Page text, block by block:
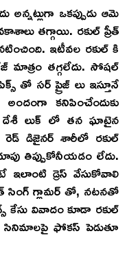
అన్నట్లుగా ఒకప్పుడు ఆమె
తగ్గాయి. రకుల్ ప్రీత్
ఇటీవల రకుల్ కి
మాత్రం తగ్గలేదు. సోషల్
తో సర్ ప్రైజ్ లు ఇస్తూనే
అందంగా కనిపించేందుకు
దేశీ లుక్ లో తన ఘాటైన
రెడ్ డిజైనర్ శారీలో రకుల్
తిప్పుకోనీయడం లేదు.
ఇలాంటి డ్రెస్ వేసుకోవాలి
సింగ్ గ్లామర్ తో, నటనతో
కేసు వివాదం కూడా రకుల్
సినిమాలపై ఫోకస్ పెడుతూ